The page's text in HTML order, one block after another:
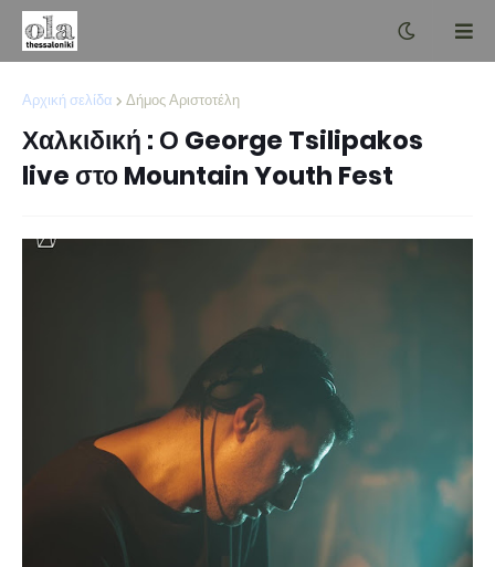
Αρχική σελίδα Δήμος Αριστοτέλη
Χαλκιδική : Ο George Tsilipakos
live στο Mountain Youth Fest